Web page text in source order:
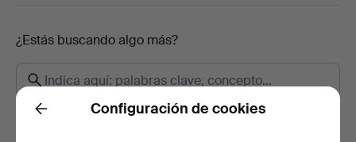
¿Estás buscando algo más?
Back Configuración de cookies